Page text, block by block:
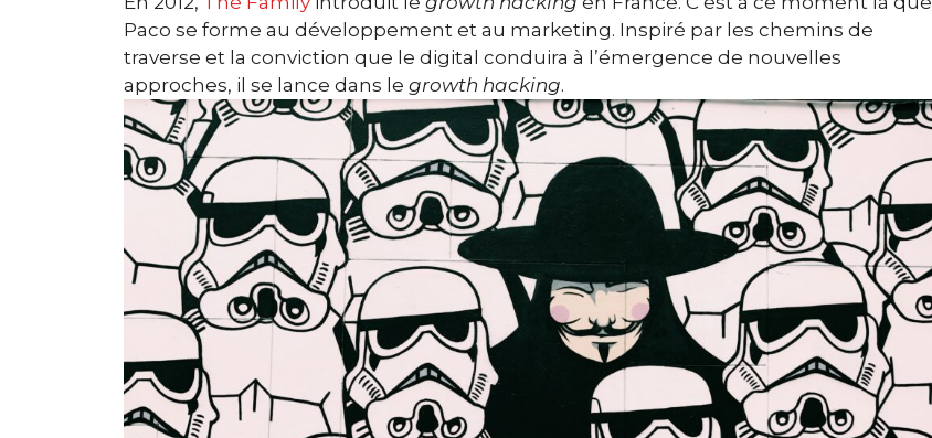
Paco se forme au développement et au marketing. Inspiré par les chemins de
traverse et la conviction que le digital conduira à l’émergence de nouvelles
approches, il se lance dans le growth hacking.